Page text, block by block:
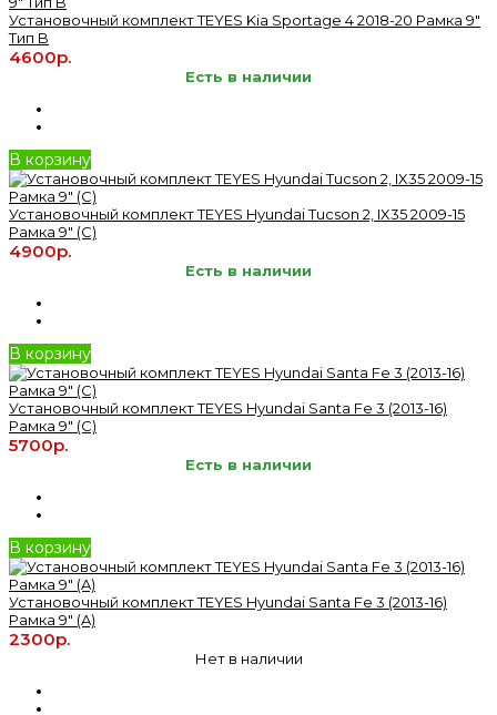
Установочный комплект TEYES Kia Sportage 4 2018-20 Рамка 9"
Тип B
4600р.
Есть в наличии
В корзину
Установочный комплект TEYES Hyundai Tucson 2, IX35 2009-15
Рамка 9" (C)
4900р.
Есть в наличии
В корзину
Установочный комплект TEYES Hyundai Santa Fe 3 (2013-16)
Рамка 9" (C)
5700р.
Есть в наличии
В корзину
Установочный комплект TEYES Hyundai Santa Fe 3 (2013-16)
Рамка 9" (A)
2300р.
Нет в наличии